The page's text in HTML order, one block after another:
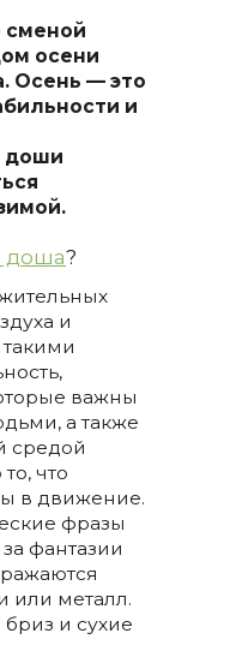
сменой
осени
Осень — это
и
доши
доша?
и
такими
важны
а также
средой
что
в движение.
фразы
фантазии
или металл.
и сухие